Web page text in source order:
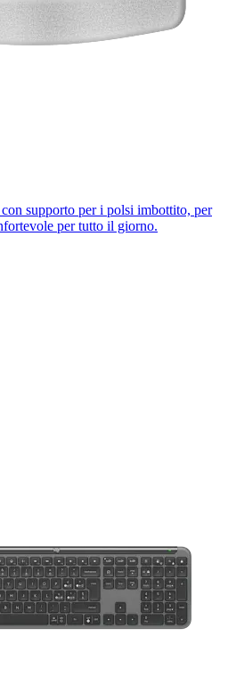
supporto per i polsi imbottito, per
per tutto il giorno.